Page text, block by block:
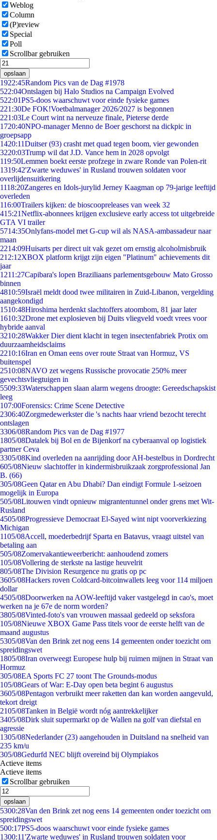
Weblog
Column
(P)review
Special
Poll
Scrollbar gebruiken
opslaan
1922:45Random Pics van de Dag #1978
522:04Ontslagen bij Halo Studios na Campaign Evolved
522:01PS5-doos waarschuwt voor einde fysieke games
221:30De FOK!Voetbalmanager 2026/2027 is begonnen
221:03Le Court wint na nerveuze finale, Pieterse derde
1720:40NPO-manager Menno de Boer geschorst na dickpic in
groepsapp
1420:11Duitser (93) crasht met quad tegen boom, vier gewonden
3220:03Trump wil dat J.D. Vance hem in 2028 opvolgt
119:50Lemmen boekt eerste profzege in zware Ronde van Polen-rit
1319:42'Zwarte weduwes' in Rusland trouwen soldaten voor
overlijdensuitkering
1118:20Zangeres en Idols-jurylid Jerney Kaagman op 79-jarige leeftijd
overleden
116:00Trailers kijken: de bioscoopreleases van week 32
415:21Netflix-abonnees krijgen exclusieve early access tot uitgebreide
GTA VI trailer
5714:35Onlyfans-model met G-cup wil als NASA-ambassadeur naar
maan
2214:09Huisarts per direct uit vak gezet om ernstig alcoholmisbruik
212:12XBOX platform krijgt zijn eigen "Platinum" achievements dit
jaar
1211:27Capibara's lopen Braziliaans parlementsgebouw Mato Grosso
binnen
4810:59Israël meldt dood twee militairen in Zuid-Libanon, vergelding
aangekondigd
1510:48Hiroshima herdenkt slachtoffers atoombom, 81 jaar later
1610:32Drone met explosieven bij Duits vliegveld voedt vrees voor
hybride aanval
3210:28Wakker Dier dient klacht in tegen insectenfabriek Protix om
duurzaamheidsclaims
2210:16Iran en Oman eens over route Straat van Hormuz, VS
buitenspel
2510:08NAVO zet wegens Russische provocatie 250% meer
gevechtsvliegtuigen in
5509:33Waterschappen slaan alarm wegens droogte: Gereedschapskist
leeg
107:00Forensics: Crime Scene Detective
2306:40Zorgmedewerkster die 's nachts haar vriend bezocht terecht
ontslagen
3306/08Random Pics van de Dag #1977
1805/08Datalek bij Bol en de Bijenkorf na cyberaanval op logistiek
partner Ceva
3305/08Kind overleden na aanrijding door AH-bestelbus in Dordrecht
605/08Nieuw slachtoffer in kindermisbruikzaak zorgprofessional Jan
B. (66)
305/08Geen Qatar en Abu Dhabi? Dan eindigt Formule 1-seizoen
mogelijk in Europa
505/08Litouwen vindt opnieuw migrantentunnel onder grens met Wit-
Rusland
4505/08Progressieve Democraat El-Sayed wint nipt voorverkiezing
Michigan
1105/08Accell, moederbedrijf Sparta en Batavus, vraagt uitstel van
betaling aan
505/08Zomervakantieweerbericht: aanhoudend zomers
105/08Vollering de sterkste na lastige heuvelrit
805/08The Division Resurgence nu gratis op pc
3605/08Hackers roven Coldcard-bitcoinwallets leeg voor 114 miljoen
dollar
4505/08Doorwerken na AOW-leeftijd vaker vastgelegd in cao's, moet
werken na je 67e de norm worden?
3805/08Vinted-foto's van vrouwen massaal gedeeld op seksfora
105/08Nieuwe XBOX Game Pass titels voor de eerste helft van de
maand augustus
5305/08Van den Brink zet nog eens 14 gemeenten onder toezicht om
spreidingswet
1805/08Iran overweegt Europese hulp bij ruimen mijnen in Straat van
Hormuz
305/08EA Sports FC 27 toont The Grounds-modus
105/08Gears of War: E-Day open beta begint 6 augustus
3605/08Pentagon verbruikt meer raketten dan kan worden aangevuld,
tekort dreigt
2105/08Tanken in België wordt nóg aantrekkelijker
3405/08Dirk sluit supermarkt op de Wallen na golf van diefstal en
agressie
1305/08Nederlander (23) aangehouden in Duitsland na snelheid van
235 km/u
305/08Gedurfd NEC blijft overeind bij Olympiakos
Actieve items
Actieve items
Scrollbar gebruiken
opslaan
5300:28Van den Brink zet nog eens 14 gemeenten onder toezicht om
spreidingswet
500:17PS5-doos waarschuwt voor einde fysieke games
1300:11'Zwarte weduwes' in Rusland trouwen soldaten voor